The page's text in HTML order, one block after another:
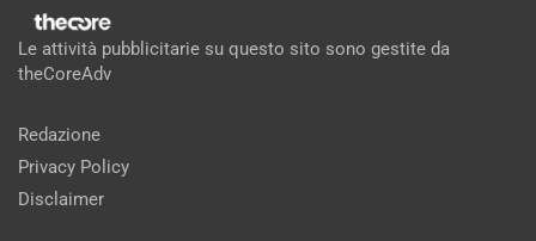
Le attività pubblicitarie su questo sito sono gestite da
theCoreAdv
Redazione
Privacy Policy
Disclaimer